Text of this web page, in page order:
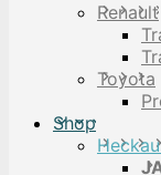
Renault
Toyota
Shop